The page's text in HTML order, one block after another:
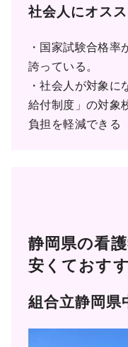
社会人にオス
・国家試験合格
誇っている。
・社会人が対象
給付制度」の対象
負担を軽減できる
静岡県の看
安くておす
組合立静岡県